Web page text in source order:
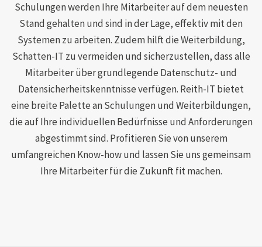
Schulungen werden Ihre Mitarbeiter auf dem neuesten
Stand gehalten und sind in der Lage, effektiv mit den
Systemen zu arbeiten. Zudem hilft die Weiterbildung,
Schatten-IT zu vermeiden und sicherzustellen, dass alle
Mitarbeiter über grundlegende Datenschutz- und
Datensicherheitskenntnisse verfügen. Reith-IT bietet
eine breite Palette an Schulungen und Weiterbildungen,
die auf Ihre individuellen Bedürfnisse und Anforderungen
abgestimmt sind. Profitieren Sie von unserem
umfangreichen Know-how und lassen Sie uns gemeinsam
Ihre Mitarbeiter für die Zukunft fit machen.